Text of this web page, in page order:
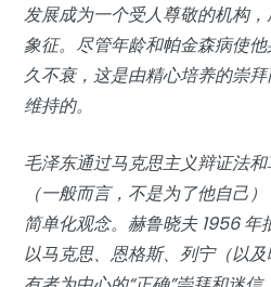
发展成为一个受人尊敬的机构
象征。尽管年龄和帕金森病使
久不衰，这是由精心培养的崇
维持的。
毛泽东通过马克思主义辩证法
（一般而言，不是为了他自己
简单化观念。赫鲁晓夫 1956
以马克思、恩格斯、列宁（以